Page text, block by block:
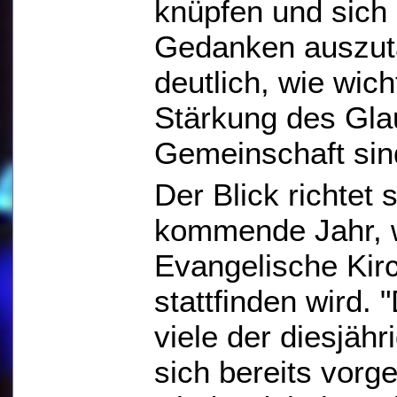
knüpfen und
Gedanken
deutlich, wie
Stärkung des
Gemeinschaft
Der Blick richtet
kommende Jahr,
Evangelische
stattfinden wird.
viele der
sich bereits